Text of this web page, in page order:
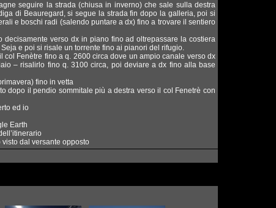
seguire la strada (chiusa in inverno) che sale sulla destra
di Beauregard, si segue la strada fin dopo la galleria, poi si
e boschi radi (salendo puntare a dx) fino a trovare il sentiero
decisamente verso dx in piano fino ad oltrepassare la costiera
e poi si risale un torrente fino ai pianori del rifugio.
col Fenètre fino a q. 2600 circa dove un ampio canale verso dx
– risalirlo fino q. 3100 circa, poi deviare a dx fino alla base
fino in vetta
dopo il pendio sommitale più a destra verso il col Fenetrè con
ed io
Earth
visto dal versante opposto